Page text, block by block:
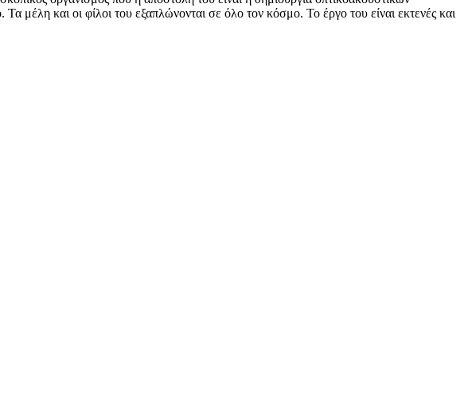
μέλη και οι φίλοι του εξαπλώνονται σε όλο τον κόσμο. Το έργο του είναι εκτενές και